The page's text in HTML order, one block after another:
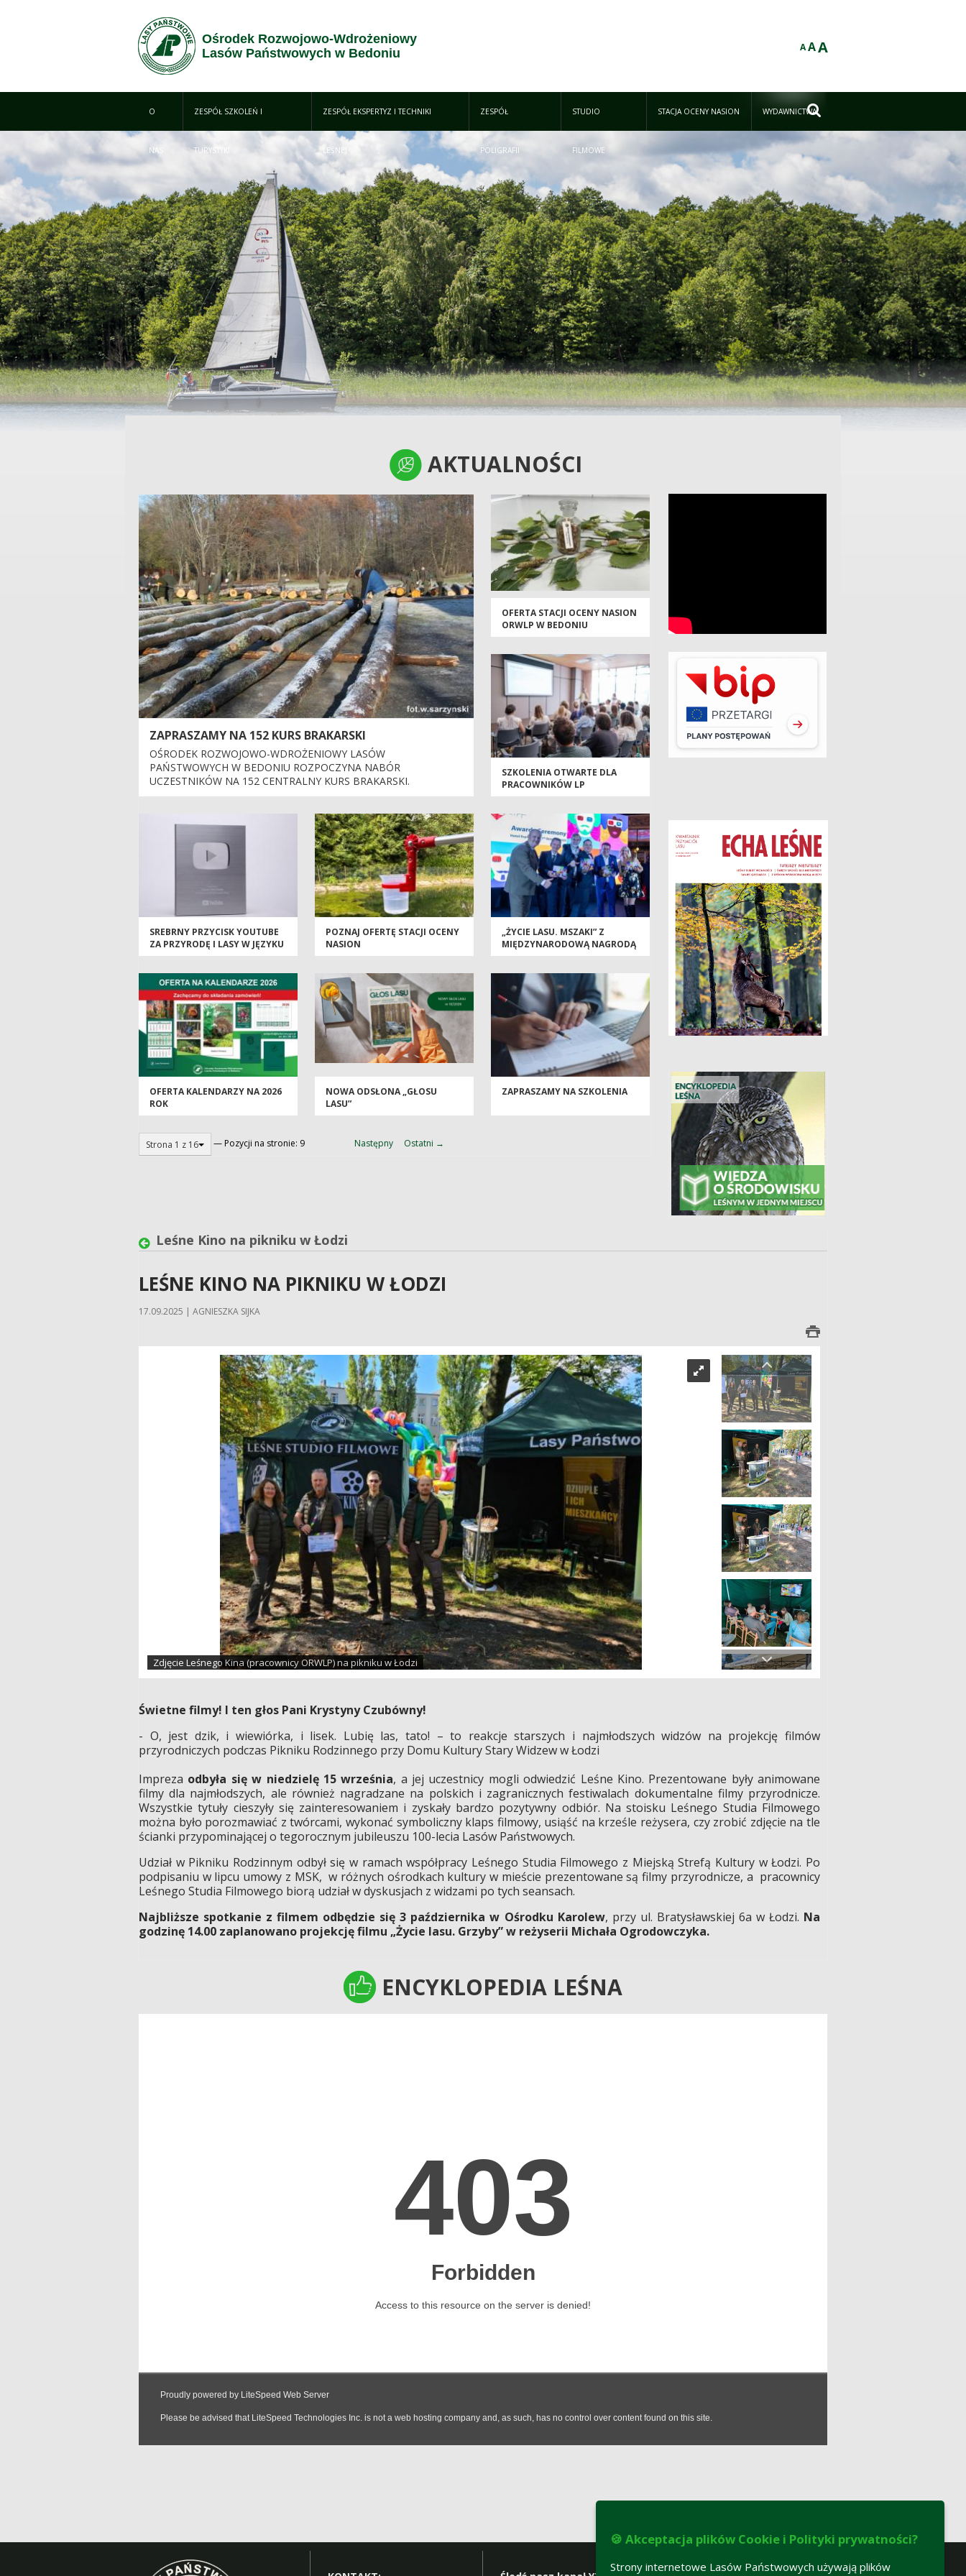
Ośrodek Rozwojowo-Wdrożeniowy
Lasów Państwowych w Bedoniu
AAA
O
NAS
ZESPÓŁ SZKOLEŃ I
TURYSTYKI
ZESPÓŁ EKSPERTYZ I TECHNIKI
LEŚNEJ
ZESPÓŁ
POLIGRAFII
STUDIO
FILMOWE
STACJA OCENY NASION WYDAWNICTWA

AKTUALNOŚCI
AKTUALNOŚCI
ZAPRASZAMY NA 152 KURS BRAKARSKI
OŚRODEK ROZWOJOWO-WDROŻENIOWY LASÓW
PAŃSTWOWYCH W BEDONIU ROZPOCZYNA NABÓR
UCZESTNIKÓW NA 152 CENTRALNY KURS BRAKARSKI.
OFERTA STACJI OCENY NASION
ORWLP W BEDONIU
SZKOLENIA OTWARTE DLA
PRACOWNIKÓW LP
SREBRNY PRZYCISK YOUTUBE
ZA PRZYRODĘ I LASY W JĘZYKU
ANGIELSKIM.
POZNAJ OFERTĘ STACJI OCENY
NASION
„ŻYCIE LASU. MSZAKI” Z
MIĘDZYNARODOWĄ NAGRODĄ
OFERTA KALENDARZY NA 2026
ROK
NOWA ODSŁONA „GŁOSU
LASU”
ZAPRASZAMY NA SZKOLENIA
Strona 1 z 16 — Pozycji na stronie: 9 Następny Ostatni →
Leśne Kino na pikniku w Łodzi
LEŚNE KINO NA PIKNIKU W ŁODZI
17.09.2025 | AGNIESZKA SIJKA
Zdjęcie Leśnego Kina (pracownicy ORWLP) na pikniku w Łodzi
Świetne filmy! I ten głos Pani Krystyny Czubówny!
- O, jest dzik, i wiewiórka, i lisek. Lubię las, tato! – to reakcje starszych i najmłodszych widzów na projekcję filmów
przyrodniczych podczas Pikniku Rodzinnego przy Domu Kultury Stary Widzew w Łodzi
Impreza odbyła się w niedzielę 15 września, a jej uczestnicy mogli odwiedzić Leśne Kino. Prezentowane były animowane
filmy dla najmłodszych, ale również nagradzane na polskich i zagranicznych festiwalach dokumentalne filmy przyrodnicze.
Wszystkie tytuły cieszyły się zainteresowaniem i zyskały bardzo pozytywny odbiór. Na stoisku Leśnego Studia Filmowego
można było porozmawiać z twórcami, wykonać symboliczny klaps filmowy, usiąść na krześle reżysera, czy zrobić zdjęcie na tle
ścianki przypominającej o tegorocznym jubileuszu 100-lecia Lasów Państwowych.
Udział w Pikniku Rodzinnym odbył się w ramach współpracy Leśnego Studia Filmowego z Miejską Strefą Kultury w Łodzi. Po
podpisaniu w lipcu umowy z MSK, w różnych ośrodkach kultury w mieście prezentowane są filmy przyrodnicze, a pracownicy
Leśnego Studia Filmowego biorą udział w dyskusjach z widzami po tych seansach.
Najbliższe spotkanie z filmem odbędzie się 3 października w Ośrodku Karolew, przy ul. Bratysławskiej 6a w Łodzi. Na
godzinę 14.00 zaplanowano projekcję filmu „Życie lasu. Grzyby” w reżyserii Michała Ogrodowczyka.
ENCYKLOPEDIA LEŚNA
ENCYKLOPEDIA LEŚNA
🍪 Akceptacja plików Cookie i Polityki prywatności?
Strony internetowe Lasów Państwowych używają plików